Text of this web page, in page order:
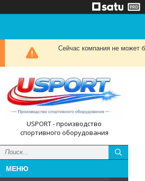
Сейчас компания не может
USPORT - производство
спортивного оборудования